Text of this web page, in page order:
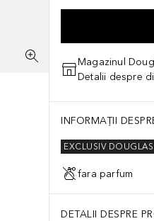
Magazinul
Detalii despre
INFORMAȚII
EXCLUSIV DOUGLAS
fara parfum
DETALII DESPRE